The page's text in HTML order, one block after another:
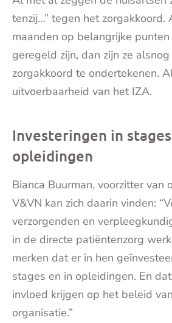
tenzij…” tegen het zorgakkoord.
maanden op belangrijke
geregeld zijn, dan zijn ze
zorgakkoord te ondertekenen.
uitvoerbaarheid van het IZA.
Investeringen in
opleidingen
Bianca Buurman, voorzitter van
V&VN kan zich daarin vinden:
verzorgenden en
in de directe patiëntenzorg
merken dat er in hen
stages en in opleidingen. En
invloed krijgen op het beleid
organisatie.”